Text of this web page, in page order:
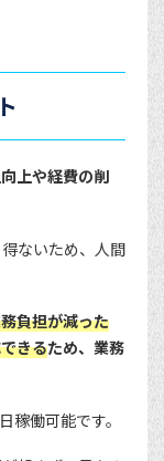
上や経費の削
ないため、人間
負担が減った
きるため、業務
稼働可能です。